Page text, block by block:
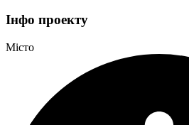
Інфо проекту
Місто